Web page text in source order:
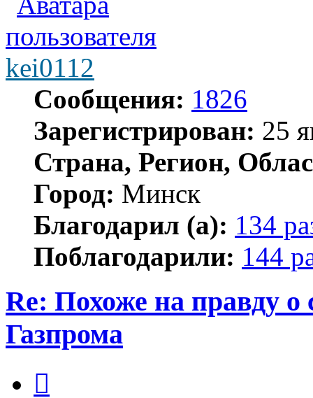
kei0112
Сообщения: 1826
Зарегистрирован: 25
Страна, Регион,
Город: Минск
Благодарил (а): 134
Поблагодарили: 144
Re: Похоже на правду о
Газпрома